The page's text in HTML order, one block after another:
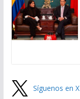
Síguenos en X